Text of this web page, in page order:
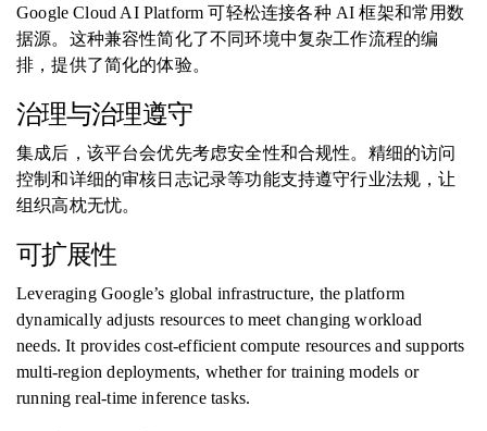
Google Cloud AI Platform 可轻松连接各种 AI 框架和常用数
据源。这种兼容性简化了不同环境中复杂工作流程的编
排，提供了简化的体验。
治理与治理遵守
集成后，该平台会优先考虑安全性和合规性。精细的访问
控制和详细的审核日志记录等功能支持遵守行业法规，让
组织高枕无忧。
可扩展性
Leveraging Google’s global infrastructure, the platform
dynamically adjusts resources to meet changing workload
needs. It provides cost-efficient compute resources and supports
multi-region deployments, whether for training models or
running real-time inference tasks.